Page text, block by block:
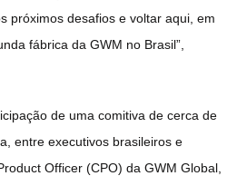
próximos desafios e voltar aqui, em
fábrica da GWM no Brasil”,
de uma comitiva de cerca de
entre executivos brasileiros e
Officer (CPO) da GWM Global,